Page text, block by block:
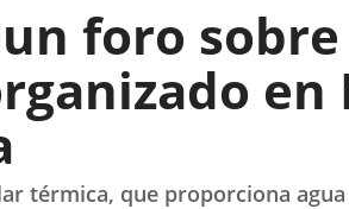
pop-
window.
foro
térmica, que proporciona